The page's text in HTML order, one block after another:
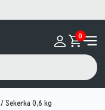
0
/ Sekerka 0,6 kg